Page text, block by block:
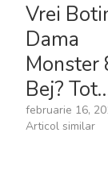
Vrei
Dama
Monster
Bej?
februarie 16,
Articol similar